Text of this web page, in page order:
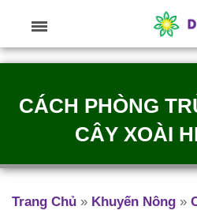
CÁCH PHÒNG
CÂY XOÀI
Trang Chủ » Khuyến Nông »